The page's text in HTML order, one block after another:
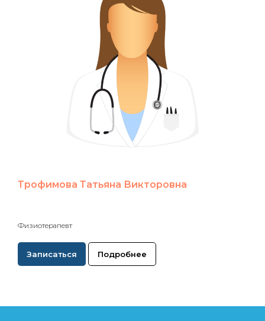
Трофимова Татьяна Викторовна
Физиотерапевт
Записаться Подробнее